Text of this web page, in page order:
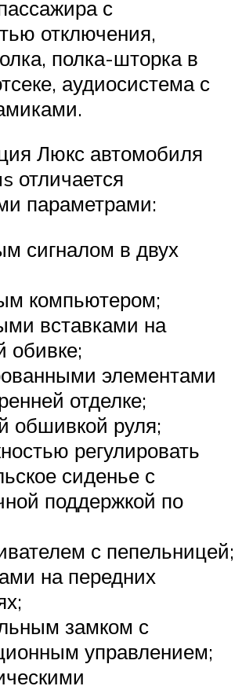
с
отключения,
полка-шторка в
аудиосистема с
Люкс автомобиля
отличается
параметрами:
сигналом в двух
компьютером;
вставками на
обивке;
элементами
отделке;
обшивкой руля;
регулировать
сиденье с
поддержкой по
с пепельницей;
на передних
замком с
управлением;